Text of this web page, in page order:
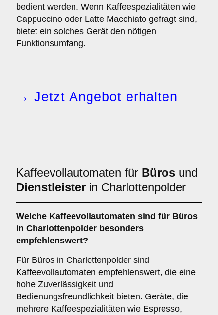
bedient werden. Wenn Kaffeespezialitäten wie
Cappuccino oder Latte Macchiato gefragt sind,
bietet ein solches Gerät den nötigen
Funktionsumfang.
→ Jetzt Angebot erhalten
Kaffeevollautomaten für Büros und
Dienstleister in Charlottenpolder
Welche Kaffeevollautomaten sind für Büros
in Charlottenpolder besonders
empfehlenswert?
Für Büros in Charlottenpolder sind
Kaffeevollautomaten empfehlenswert, die eine
hohe Zuverlässigkeit und
Bedienungsfreundlichkeit bieten. Geräte, die
mehrere Kaffeespezialitäten wie Espresso,